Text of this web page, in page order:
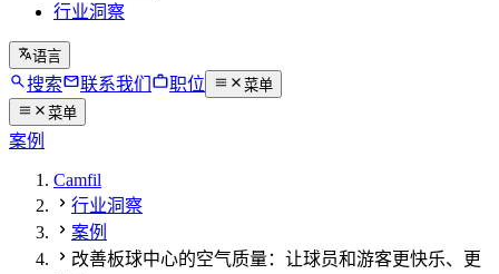
行业洞察
语言
搜索 联系我们 职位
菜单
菜单
案例
Camfil
行业洞察
案例
改善板球中心的空气质量：让球员和游客更快乐、更